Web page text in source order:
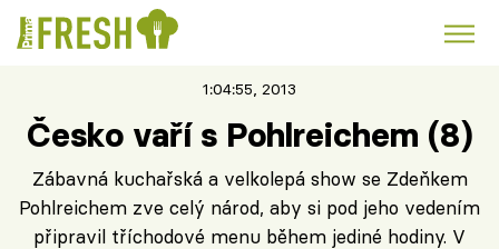
1:04:55, 2013
Česko vaří s Pohlreichem (8)
Zábavná kuchařská a velkolepá show se Zdeňkem
Pohlreichem zve celý národ, aby si pod jeho vedením
připravil tříchodové menu během jediné hodiny. V